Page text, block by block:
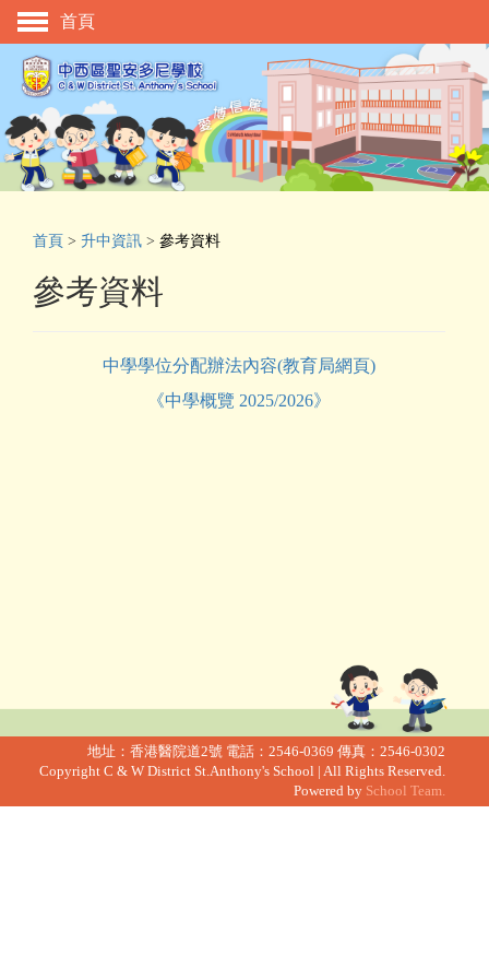
主頁
校慶活動
管理與組織
學與教
相片及影片
首頁
首頁 > 升中資訊 > 參考資料
參考資料
中學學位分配辦法內容(教育局網頁)
《中學概覽 2025/2026》
地址：香港醫院道2號 電話：2546-0369 傳真：2546-0302
Copyright C & W District St.Anthony's School | All Rights Reserved.
Powered by School Team.